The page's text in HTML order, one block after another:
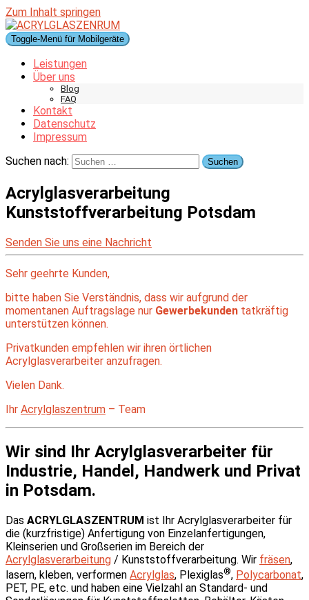
Zum Inhalt springen
Toggle-Menü für Mobilgeräte
Leistungen
Über uns
Blog
FAQ
Kontakt
Datenschutz
Impressum
Suchen nach:
Acrylglasverarbeitung
Kunststoffverarbeitung Potsdam
Senden Sie uns eine Nachricht
Sehr geehrte Kunden,
bitte haben Sie Verständnis, dass wir aufgrund der
momentanen Auftragslage nur Gewerbekunden tatkräftig
unterstützen können.
Privatkunden empfehlen wir ihren örtlichen
Acrylglasverarbeiter anzufragen.
Vielen Dank.
Ihr Acrylglaszentrum – Team
Wir sind Ihr Acrylglasverarbeiter für
Industrie, Handel, Handwerk und Privat
in Potsdam.
Das ACRYLGLASZENTRUM ist Ihr Acrylglasverarbeiter für
die (kurzfristige) Anfertigung von Einzelanfertigungen,
Kleinserien und Großserien im Bereich der
Acrylglasverarbeitung / Kunststoffverarbeitung. Wir fräsen,
lasern, kleben, verformen Acrylglas, Plexiglas®, Polycarbonat,
PET, PE, etc. und haben eine Vielzahl an Standard- und